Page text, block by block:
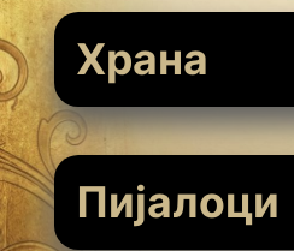
Хранa
Пијалоци